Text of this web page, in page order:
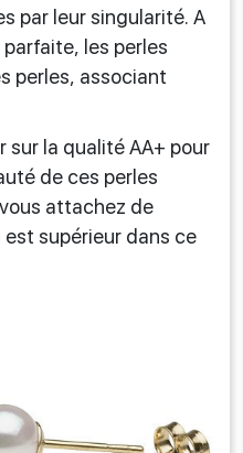
par leur singularité. A
les perles
perles, associant
sur la qualité AA+ pour
de ces perles
attachez de
supérieur dans ce